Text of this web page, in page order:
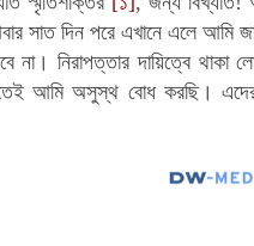
সাত দিন পরে এখানে এলে আমি
না। নিরাপত্তার দায়িত্বে
আমি অসুস্থ বোধ করছি।